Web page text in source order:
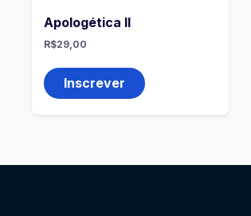
Apologética II
R$29,00
Inscrever